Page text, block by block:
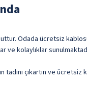
Odada ücretsiz
ve kolaylıklar
tadını çıkartın ve